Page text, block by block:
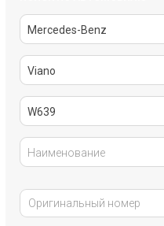
Mercedes-Benz
Viano
W639
Наименование